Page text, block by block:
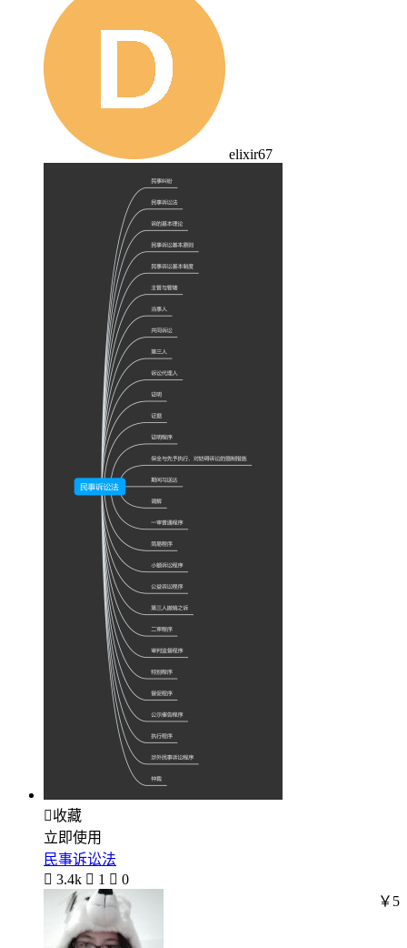
elixir67
收藏
立即使用
民事诉讼法
 3.4k  1  0
￥5